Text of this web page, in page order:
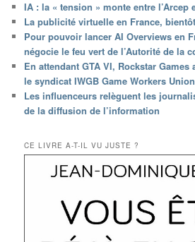
IA : la « tension » monte entre l’Arcep
La publicité virtuelle en France,
Pour pouvoir lancer AI Overviews en
négocie le feu vert de l’Autorité de la
En attendant GTA VI, Rockstar
le syndicat IWGB Game Workers Union
Les influenceurs relèguent les
de la diffusion de l’information
CE LIVRE A-T-IL VU JUSTE ?